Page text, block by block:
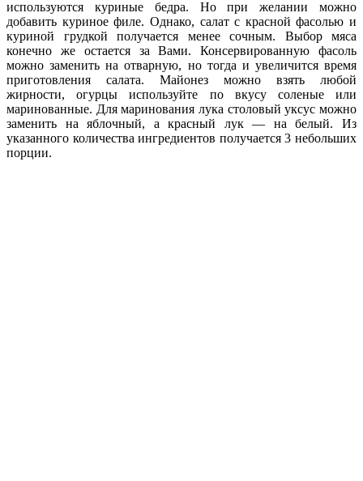
используются куриные бедра. Но при желании можно
добавить куриное филе. Однако, салат с красной фасолью и
куриной грудкой получается менее сочным. Выбор мяса
конечно же остается за Вами. Консервированную фасоль
можно заменить на отварную, но тогда и увеличится время
приготовления салата. Майонез можно взять любой
жирности, огурцы используйте по вкусу соленые или
маринованные. Для маринования лука столовый уксус можно
заменить на яблочный, а красный лук — на белый. Из
указанного количества ингредиентов получается 3 небольших
порции.